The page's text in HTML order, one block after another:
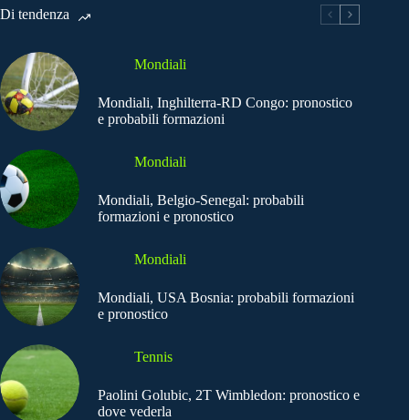
Di tendenza
Mondiali
Mondiali, Inghilterra-RD Congo: pronostico
e probabili formazioni
Mondiali
Mondiali, Belgio-Senegal: probabili
formazioni e pronostico
Mondiali
Mondiali, USA Bosnia: probabili formazioni
e pronostico
Tennis
Paolini Golubic, 2T Wimbledon: pronostico e
dove vederla